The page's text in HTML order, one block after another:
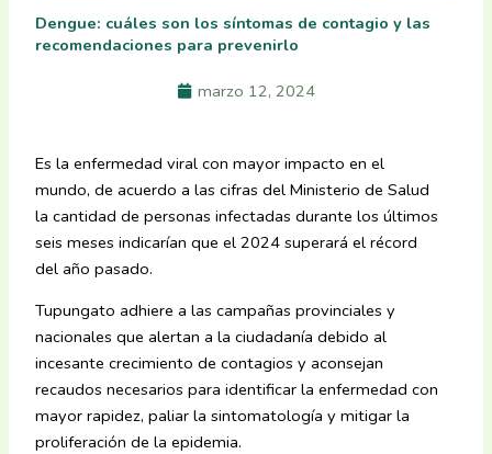
Dengue: cuáles son los síntomas de contagio y las
recomendaciones para prevenirlo
marzo 12, 2024
Es la enfermedad viral con mayor impacto en el
mundo, de acuerdo a las cifras del Ministerio de Salud
la cantidad de personas infectadas durante los últimos
seis meses indicarían que el 2024 superará el récord
del año pasado.
Tupungato adhiere a las campañas provinciales y
nacionales que alertan a la ciudadanía debido al
incesante crecimiento de contagios y aconsejan
recaudos necesarios para identificar la enfermedad con
mayor rapidez, paliar la sintomatología y mitigar la
proliferación de la epidemia.